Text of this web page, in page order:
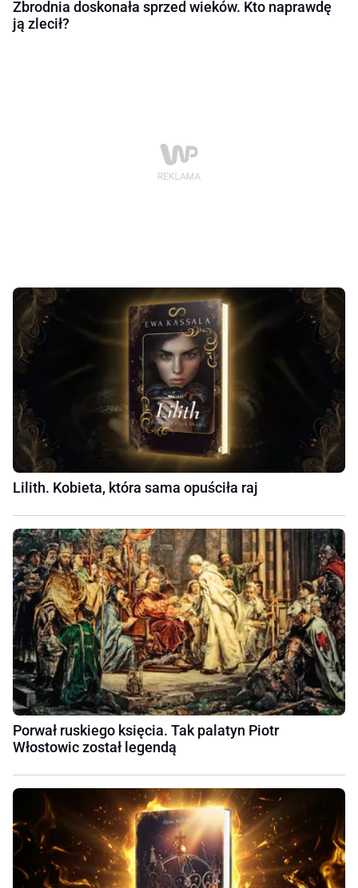
Zbrodnia doskonała sprzed wieków. Kto naprawdę
ją zlecił?
Lilith. Kobieta, która sama opuściła raj
Porwał ruskiego księcia. Tak palatyn Piotr
Włostowic został legendą